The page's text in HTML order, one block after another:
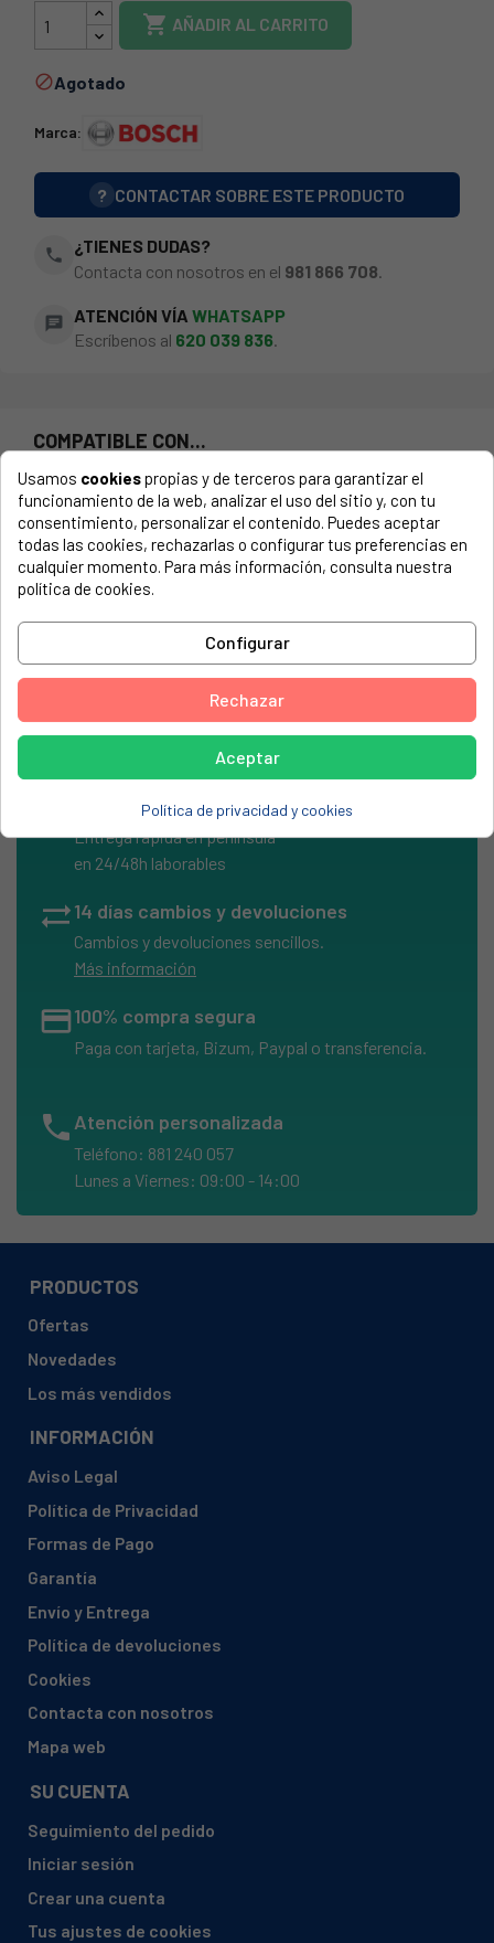
 AÑADIR AL CARRITO
Agotado
Marca:
? CONTACTAR SOBRE ESTE PRODUCTO
phone
¿TIENES DUDAS?
Contacta con nosotros en el 981 866 708
chat ATENCIÓN VÍA WHATSAPP
Escríbenos al 620 039 836.
COMPATIBLE CON...
El número de modelo lo encontrarás en la etiqueta de tu
electrodoméstico. Suele estar formado por números y
letras.
BOSCH, BX12101-03
Envíos Express
Entrega rápida en península
en 24/48h laborables
sync_alt14 días cambios y devoluciones
Cambios y devoluciones sencillos.
Más información
credit_card100% compra segura
Paga con tarjeta, Bizum, Paypal o transferencia.
phone Atención personalizada
Teléfono: 881 240 057
Lunes a Viernes: 09:00 - 14:00
PRODUCTOS
Ofertas
Novedades
Los más vendidos
INFORMACIÓN
Aviso Legal
Política de Privacidad
Formas de Pago
Garantía
Envío y Entrega
Política de devoluciones
Cookies
Contacta con nosotros
Mapa web
SU CUENTA
Seguimiento del pedido
Iniciar sesión
Crear una cuenta
Tus ajustes de cookies
Usamos cookiespropias y de terceros para garantizar el
funcionamiento de la web, analizar el uso del sitio y, con tu
consentimiento, personalizar el contenido. Puedes aceptar
todas las cookies, rechazarlas o configurar tus preferencias en
cualquier momento. Para más información, consulta nuestra
política de cookies.
Configurar
Rechazar
Aceptar
Política de privacidad y cookies